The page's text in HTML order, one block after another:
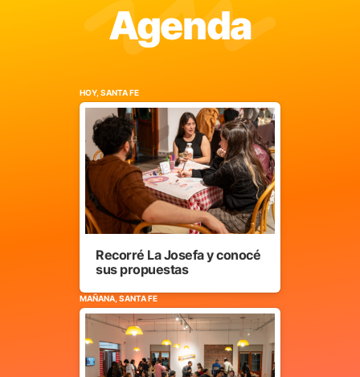
Agenda
HOY, SANTA FE
Recorré La Josefa y conocé
sus propuestas
MAÑANA, SANTA FE